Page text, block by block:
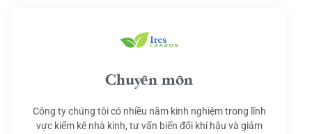
Chuyên môn
Công ty chúng tôi có nhiều năm kinh nghiệm trong lĩnh
vực kiểm kê nhà kính, tư vấn biến đổi khí hậu và giảm